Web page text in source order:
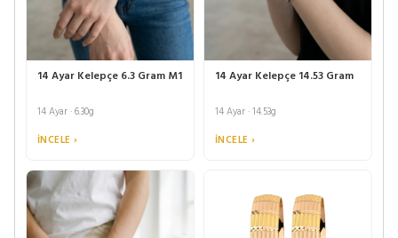
14 Ayar Kelepçe 6.3 Gram M1
14 Ayar · 6.30g
İNCELE ›
14 Ayar Kelepçe 14.53 Gram
14 Ayar · 14.53g
İNCELE ›